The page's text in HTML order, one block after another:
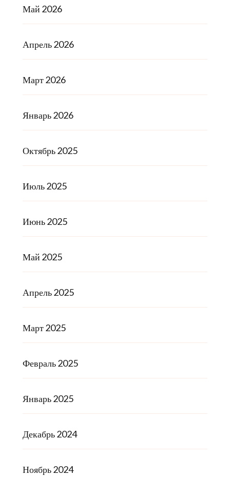
Май 2026
Апрель 2026
Март 2026
Январь 2026
Октябрь 2025
Июль 2025
Июнь 2025
Май 2025
Апрель 2025
Март 2025
Февраль 2025
Январь 2025
Декабрь 2024
Ноябрь 2024